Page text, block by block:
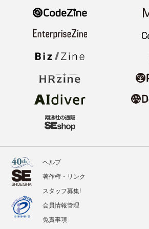
ヘルプ
著作権・リンク
スタッフ募集!
会員情報管理
免責事項